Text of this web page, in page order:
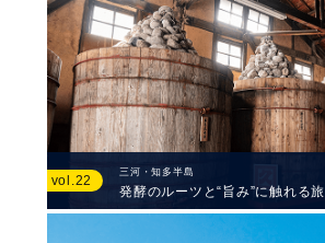
vol.22
三河・知多半島
発酵のルーツと“旨み”に触れる旅